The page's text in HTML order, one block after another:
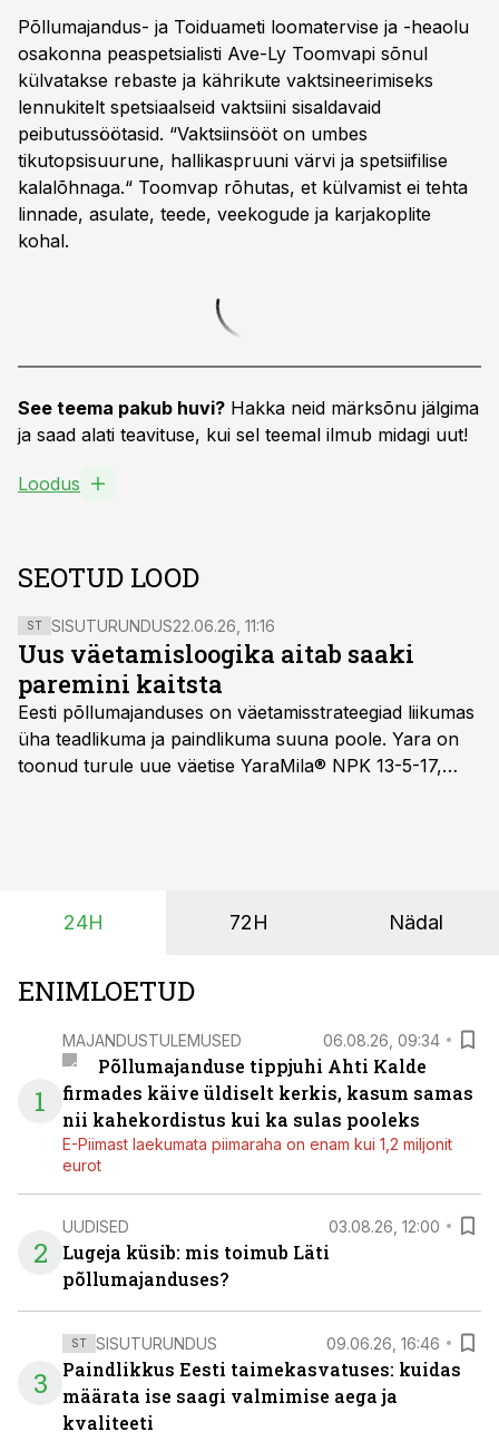
Põllumajandus- ja Toiduameti loomatervise ja -heaolu
osakonna peaspetsialisti Ave-Ly Toomvapi sõnul
külvatakse rebaste ja kährikute vaktsineerimiseks
lennukitelt spetsiaalseid vaktsiini sisaldavaid
peibutussöötasid. “Vaktsiinsööt on umbes
tikutopsisuurune, hallikaspruuni värvi ja spetsiifilise
kalalõhnaga.“ Toomvap rõhutas, et külvamist ei tehta
linnade, asulate, teede, veekogude ja karjakoplite
kohal.
See teema pakub huvi? Hakka neid märksõnu jälgima
ja saad alati teavituse, kui sel teemal ilmub midagi uut!
Loodus
SEOTUD LOOD
ST SISUTURUNDUS22.06.26, 11:16
Uus väetamisloogika aitab saaki
paremini kaitsta
Eesti põllumajanduses on väetamisstrateegiad liikumas
üha teadlikuma ja paindlikuma suuna poole. Yara on
toonud turule uue väetise YaraMila® NPK 13-5-17,
24H 72H Nädal
ENIMLOETUD
1
MAJANDUSTULEMUSED 06.08.26, 09:34
Põllumajanduse tippjuhi Ahti Kalde
firmades käive üldiselt kerkis, kasum samas
nii kahekordistus kui ka sulas pooleks
E-Piimast laekumata piimaraha on enam kui 1,2 miljonit
eurot
2
UUDISED 03.08.26, 12:00
Lugeja küsib: mis toimub Läti
põllumajanduses?
3
ST SISUTURUNDUS 09.06.26, 16:46
Paindlikkus Eesti taimekasvatuses: kuidas
määrata ise saagi valmimise aega ja
kvaliteeti